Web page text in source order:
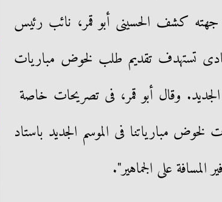
جهته كشف الحسينى أبو قمر، نائب رئيس
تستهدف تقديم طلب لخوض مباريات
الجديد. وقال أبو قمر، فى تصريحات خاصة
مبارياتنا فى الموسم الجديد باستاد
على الجماهير".